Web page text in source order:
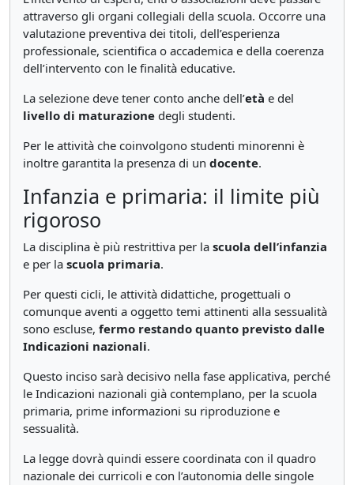
attraverso gli organi collegiali della scuola. Occorre una
valutazione preventiva dei titoli, dell’esperienza
professionale, scientifica o accademica e della coerenza
dell’intervento con le finalità educative.
La selezione deve tener conto anche dell’età e del
livello di maturazione degli studenti.
Per le attività che coinvolgono studenti minorenni è
inoltre garantita la presenza di un docente.
Infanzia e primaria: il limite più
rigoroso
La disciplina è più restrittiva per la scuola dell’infanzia
e per la scuola primaria.
Per questi cicli, le attività didattiche, progettuali o
comunque aventi a oggetto temi attinenti alla sessualità
sono escluse, fermo restando quanto previsto dalle
Indicazioni nazionali.
Questo inciso sarà decisivo nella fase applicativa, perché
le Indicazioni nazionali già contemplano, per la scuola
primaria, prime informazioni su riproduzione e
sessualità.
La legge dovrà quindi essere coordinata con il quadro
nazionale dei curricoli e con l’autonomia delle singole